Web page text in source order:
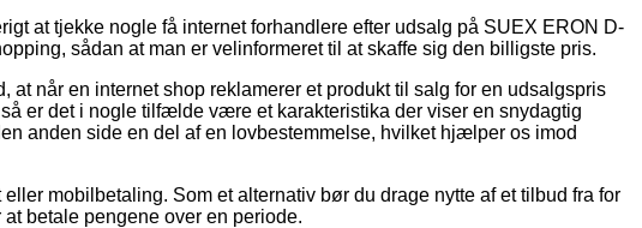
at tjekke nogle få internet forhandlere efter udsalg på SUEX ERON D-
sådan at man er velinformeret til at skaffe sig den billigste pris.
at når en internet shop reklamerer et produkt til salg for en udsalgspris
er det i nogle tilfælde være et karakteristika der viser en snydagtig
anden side en del af en lovbestemmelse, hvilket hjælper os imod
mobilbetaling. Som et alternativ bør du drage nytte af et tilbud fra for
betale pengene over en periode.